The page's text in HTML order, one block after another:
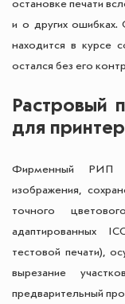
остановке печати
и о других ошибках.
находится в курсе
остался без его
Растровый
для
Фирменный РИП
изображения,
точного
адаптированных
тестовой печати),
вырезание
предварительный